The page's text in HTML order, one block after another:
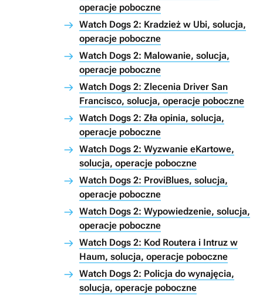
operacje poboczne
Watch Dogs 2: Kradzież w Ubi, solucja,
operacje poboczne
Watch Dogs 2: Malowanie, solucja,
operacje poboczne
Watch Dogs 2: Zlecenia Driver San
Francisco, solucja, operacje poboczne
Watch Dogs 2: Zła opinia, solucja,
operacje poboczne
Watch Dogs 2: Wyzwanie eKartowe,
solucja, operacje poboczne
Watch Dogs 2: ProviBlues, solucja,
operacje poboczne
Watch Dogs 2: Wypowiedzenie, solucja,
operacje poboczne
Watch Dogs 2: Kod Routera i Intruz w
Haum, solucja, operacje poboczne
Watch Dogs 2: Policja do wynajęcia,
solucja, operacje poboczne